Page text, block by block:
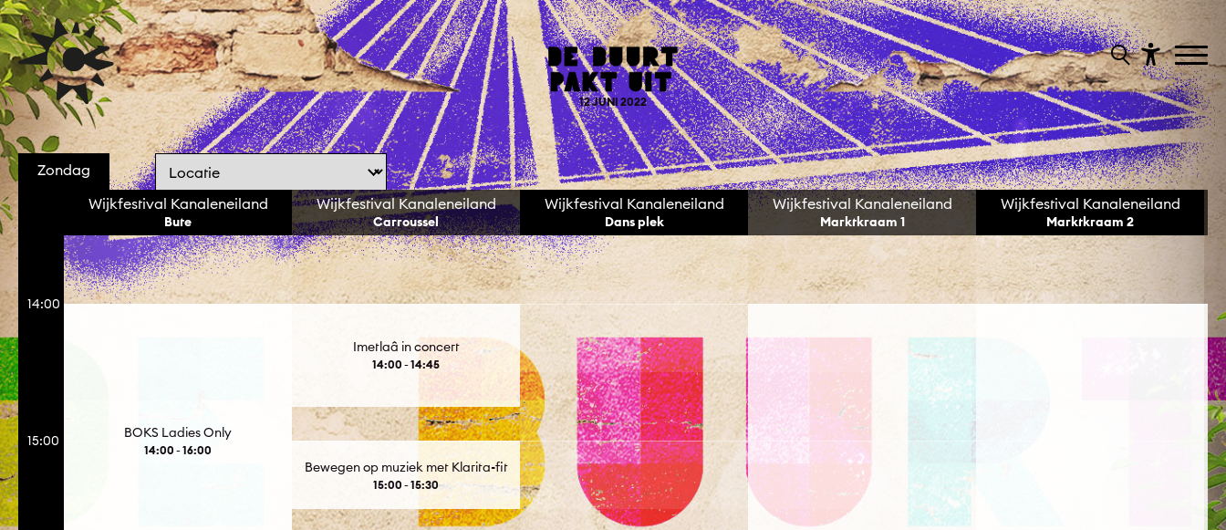
12 JUNI 2022
Zondag
Wijkfestival Kanaleneiland
Bute
Wijkfestival Kanaleneiland
Carroussel
Wijkfestival Kanaleneiland
Dans plek
Wijkfestival Kanaleneiland
Marktkraam 1
Wijkfestival Kanaleneiland
Marktkraam 2
14:00
15:00 BOKS Ladies Only
14:00 - 16:00
Imetlaâ in concert
14:00 - 14:45
Bewegen op muziek met Klarita-fit
15:00 - 15:30